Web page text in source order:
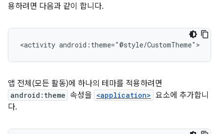
용하려면 다음과 같이 합니다.
<activity android:theme="@style/CustomTheme">
앱 전체(모든 활동)에 하나의 테마를 적용하려면
android:theme 속성을 <application> 요소에 추가합니
다.